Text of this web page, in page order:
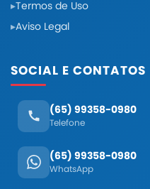
Termos de Uso
Aviso Legal
SOCIAL E CONTATOS
(65) 99358-0980
Telefone
(65) 99358-0980
WhatsApp